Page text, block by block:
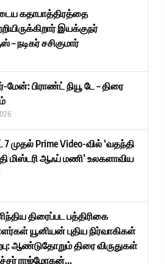
கதாபாத்திரத்தை
இயக்குநர்
நடிகர் சசிகுமார்
பிராண்ட் நியூ டே – திரை
முதல் Prime Video-வில் ‘வதந்தி
மிஸ்டரி ஆஃப் மணி’ உலகளாவிய
திரைப்பட பத்திரிகை
யூனியன் புதிய நிர்வாகிகள்
ஆண்டுதோறும் திரை விருதுகள்
ராஜ்மோகன்...